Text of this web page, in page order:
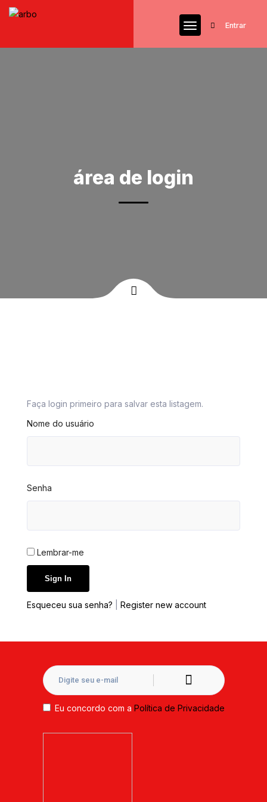
Entrar
área de login
Faça login primeiro para salvar esta listagem.
Nome do usuário
Senha
Lembrar-me
Esqueceu sua senha? Register new account
Eu concordo com a Política de Privacidade